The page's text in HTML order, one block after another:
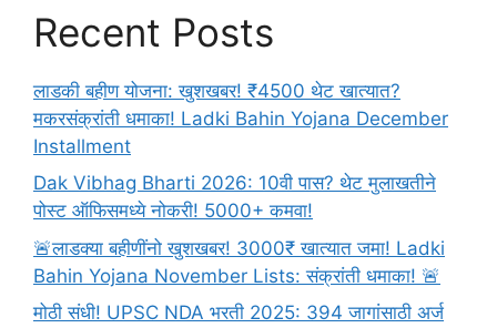
Recent Posts
लाडकी बहीण योजना: खुशखबर! ₹4500 थेट खात्यात?
मकरसंक्रांती धमाका! Ladki Bahin Yojana December
Installment
Dak Vibhag Bharti 2026: 10वी पास? थेट मुलाखतीने
पोस्ट ऑफिसमध्ये नोकरी! 5000+ कमवा!
🚨लाडक्या बहीणींनो खुशखबर! 3000₹ खात्यात जमा! Ladki
Bahin Yojana November Lists: संक्रांती धमाका! 🚨
मोठी संधी! UPSC NDA भरती 2025: 394 जागांसाठी अर्ज